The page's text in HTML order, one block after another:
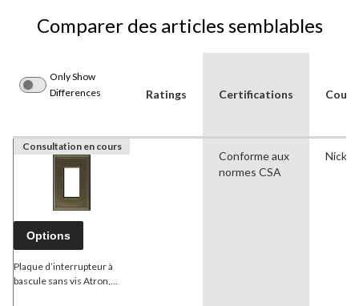
Comparer des articles semblables
Only Show
Differences
Ratings Certifications
Consultation en cours
Options
Plaque d’interrupteur à
bascule sans vis Atron,
Conforme aux
normes CSA
Nickel